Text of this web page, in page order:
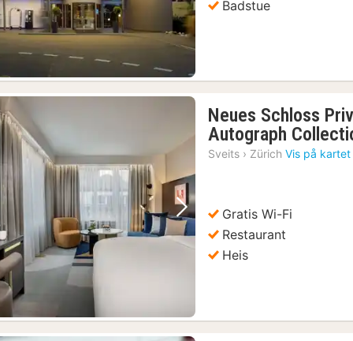
Badstue
Forrige bilde Neste bilde
Neues Schloss
Autograph
Sveits › Zürich Vis på kartet
Gratis Wi-Fi
Restaurant
Heis